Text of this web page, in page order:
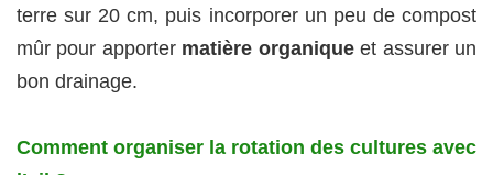
terre sur 20 cm, puis incorporer un peu de compost
mûr pour apporter matière organiqueet assurer un
bon drainage.
Comment organiser la rotation des cultures avec